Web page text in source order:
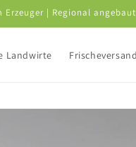
| Regional
Landwirte Frischeversand